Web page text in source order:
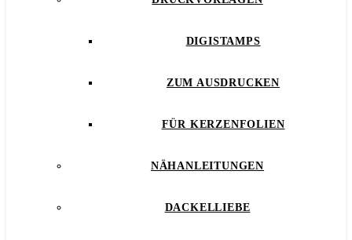
DIGISTAMPS
ZUM AUSDRUCKEN
FÜR KERZENFOLIEN
NÄHANLEITUNGEN
DACKELLIEBE